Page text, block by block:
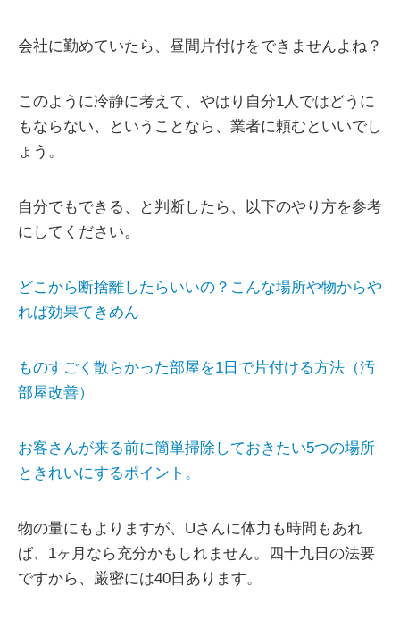
会社に勤めていたら、昼間片付けをできませんよね？
このように冷静に考えて、やはり自分1人ではどうに
もならない、ということなら、業者に頼むといいでし
ょう。
自分でもできる、と判断したら、以下のやり方を参考
にしてください。
どこから断捨離したらいいの？こんな場所や物からや
れば効果てきめん
ものすごく散らかった部屋を1日で片付ける方法（汚
部屋改善）
お客さんが来る前に簡単掃除しておきたい5つの場所
ときれいにするポイント。
物の量にもよりますが、Uさんに体力も時間もあれ
ば、1ヶ月なら充分かもしれません。四十九日の法要
ですから、厳密には40日あります。